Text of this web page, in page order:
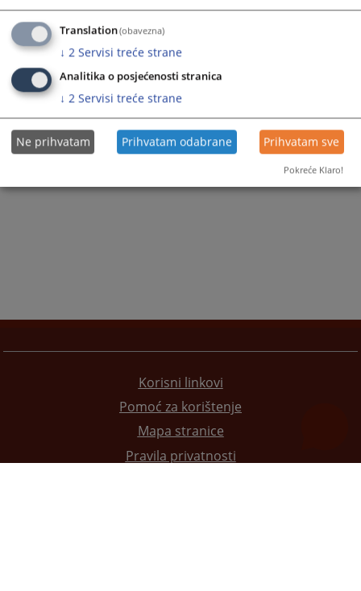
Korisni linkovi
Pomoć za korištenje
Mapa stranice
Pravila privatnosti
Translation(obavezna)
↓ 2 Servisi treće strane
Analitika o posjećenosti stranica
↓ 2 Servisi treće strane
Ne prihvatam Prihvatam odabrane Prihvatam sve
Pokreće Klaro!